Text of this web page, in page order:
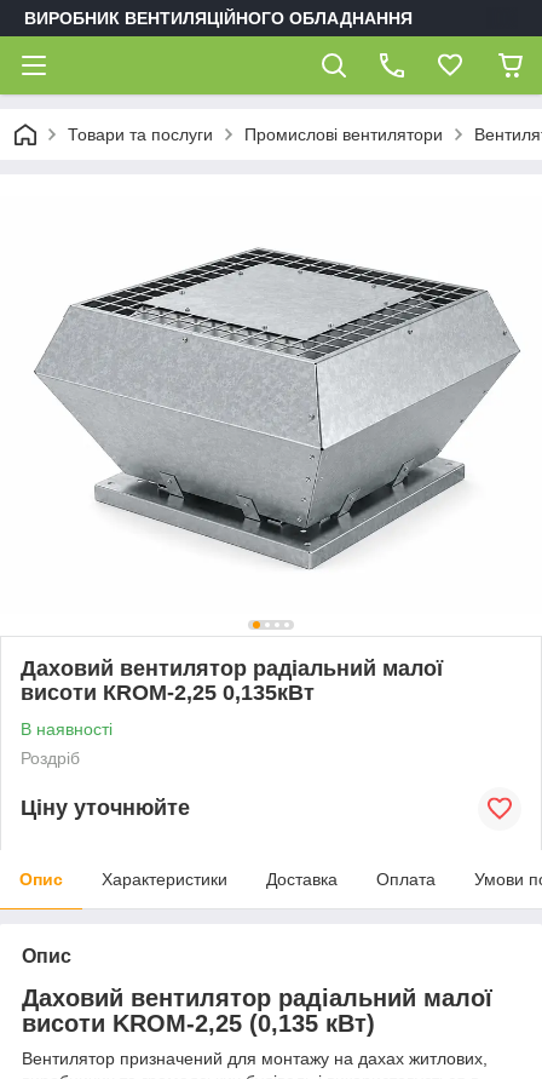
ВИРОБНИК ВЕНТИЛЯЦІЙНОГО ОБЛАДНАННЯ
Товари та послуги Промислові вентилятори
Даховий вентилятор радіальний малої
висоти КRОМ-2,25 0,135кВт
В наявності
Роздріб
Ціну уточнюйте
Опис Характеристики Доставка Оплата Умови
Опис
Даховий вентилятор радіальний малої
висоти KROM-2,25 (0,135 кВт)
Вентилятор призначений для монтажу на дахах житлових,